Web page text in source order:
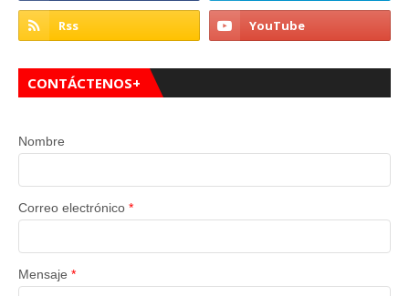
CONTÁCTENOS+
Nombre
Correo electrónico *
Mensaje *